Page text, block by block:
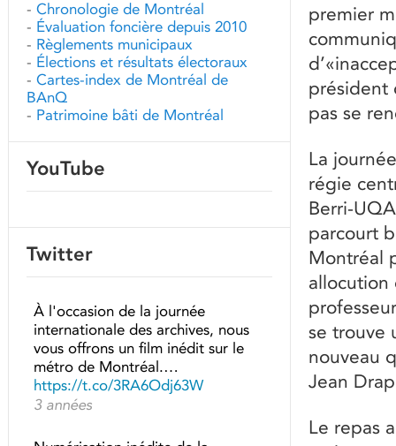
premier
président
pas se
La
régie
Berri-
parcourt
Montréal
allocution
se trouve
nouveau
Jean
Le repas
- Chronologie de Montréal
- Évaluation foncière depuis 2010
- Règlements municipaux
- Élections et résultats électoraux
- Cartes-index de Montréal de
BAnQ
- Patrimoine bâti de Montréal
YouTube
Twitter
À l'occasion de la journée
internationale des archives, nous
vous offrons un film inédit sur le
métro de Montréal.…
https://t.co/3RA6Odj63W
3 années